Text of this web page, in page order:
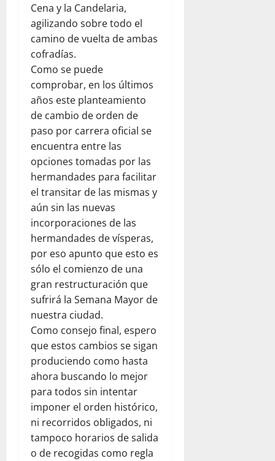
Cena y la Candelaria,
agilizando sobre todo el
camino de vuelta de ambas
cofradías.
Como se puede
comprobar, en los últimos
años este planteamiento
de cambio de orden de
paso por carrera oficial se
encuentra entre las
opciones tomadas por las
hermandades para facilitar
el transitar de las mismas y
aún sin las nuevas
incorporaciones de las
hermandades de vísperas,
por eso apunto que esto es
sólo el comienzo de una
gran restructuración que
sufrirá la Semana Mayor de
nuestra ciudad.
Como consejo final, espero
que estos cambios se sigan
produciendo como hasta
ahora buscando lo mejor
para todos sin intentar
imponer el orden histórico,
ni recorridos obligados, ni
tampoco horarios de salida
o de recogidas como regla